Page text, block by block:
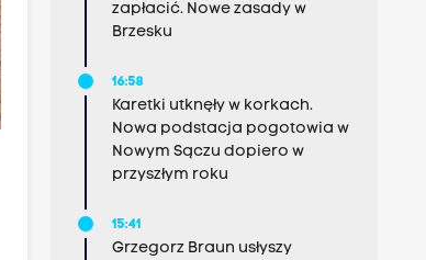
zapłacić. Nowe zasady w
Brzesku
16:58
Karetki utknęły w korkach.
Nowa podstacja pogotowia w
Nowym Sączu dopiero w
przyszłym roku
15:41
Grzegorz Braun usłyszy